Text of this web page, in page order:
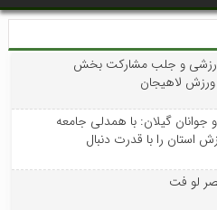
و جلب مشارکت بخش
لاهیجان
گیلان: با همدلی جامعه
استان را با قدرت دنبال
لو فت